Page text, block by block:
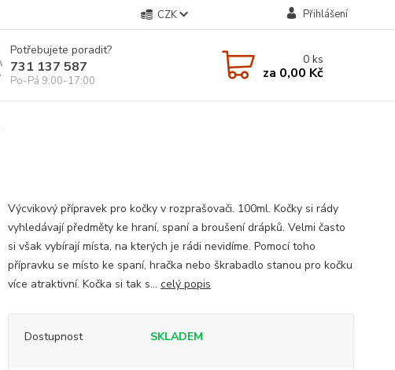
CZK Přihlášení
Potřebujete poradit?
731 137 587
Po-Pá 9:00-17:00
0ks
za 0,00 Kč
Výcvikový přípravek pro kočky v rozprašovači. 100ml. Kočky si rády
vyhledávají předměty ke hraní, spaní a broušení drápků. Velmi často
si však vybírají místa, na kterých je rádi nevidíme. Pomocí toho
přípravku se místo ke spaní, hračka nebo škrabadlo stanou pro kočku
více atraktivní. Kočka si tak s... celý popis
Dostupnost SKLADEM